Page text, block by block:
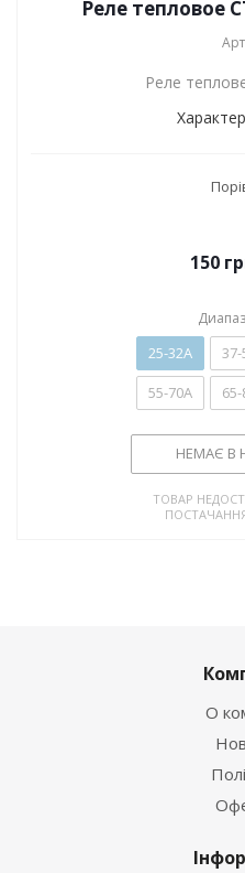
Реле тепловое
Реле
150
25-32А
55-70А
НЕМАЄ В
ТОВАР
О